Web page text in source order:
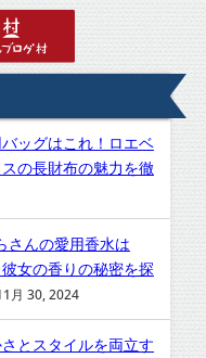
ッグはこれ！ロエベ
の長財布の魅力を徹
さんの愛用香水は
女の香りの秘密を探
月 30, 2024
とスタイルを両立す